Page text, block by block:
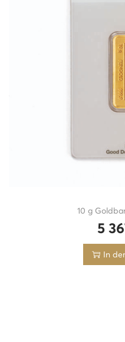
10 g
5
In